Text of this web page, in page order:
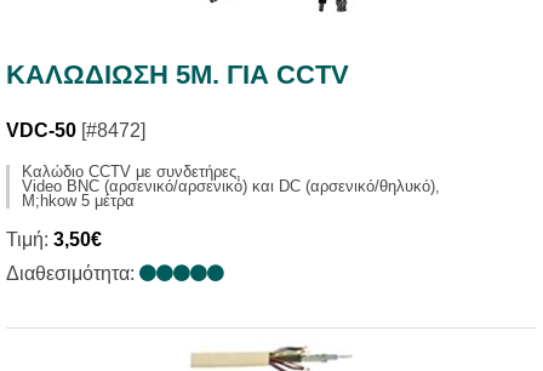
ΚΑΛΩΔΙΩΣΗ 5M. ΓΙΑ CCTV
VDC-50 [#8472]
Καλώδιο CCTV με συνδετήρες,
Video BNC (αρσενικό/αρσενικό) και DC (αρσενικό/θηλυκό),
M;hkow 5 μέτρα
Τιμή: 3,50€
Διαθεσιμότητα: